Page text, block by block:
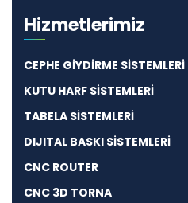
Hizmetlerimiz
CEPHE GİYDİRME SİSTEMLERİ
KUTU HARF SİSTEMLERİ
TABELA SİSTEMLERİ
DIJITAL BASKI SİSTEMLERİ
CNC ROUTER
CNC 3D TORNA